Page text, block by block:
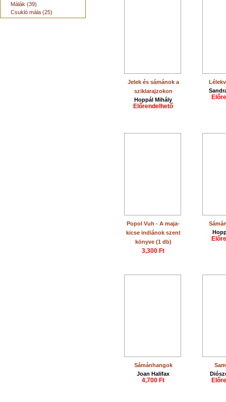
Málák (39)
Csukló mála (25)
Jelek és sámánok a
sziklarajzokon
Hoppál Mihály
Előrendelhető
Popol Vuh - A maja-
kicse indiánok szent
könyve (1 db)
3,300 Ft
Sámánhangok
Joan Halifax
4,700 Ft